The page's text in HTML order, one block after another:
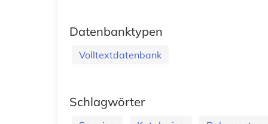
Datenbanktypen
Volltextdatenbank
Schlagwörter